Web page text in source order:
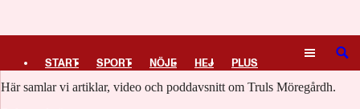
START SPORT NÖJE HEJ PLUS SÖK
Truls Möregårdh
Här samlar vi artiklar, video och poddavsnitt om Truls Möregårdh.